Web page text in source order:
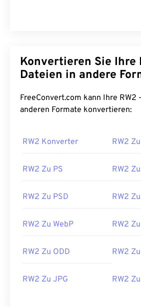
Konvertieren Sie Ihre RW2 -
Dateien in andere
FreeConvert.com kann Ihre RW2 -Dateien in diese
anderen Formate konvertieren:
RW2 Konverter RW2
RW2 Zu PS RW2
RW2 Zu PSD RW2
RW2 Zu WebP RW2
RW2 Zu ODD RW2
RW2 Zu JPG RW2